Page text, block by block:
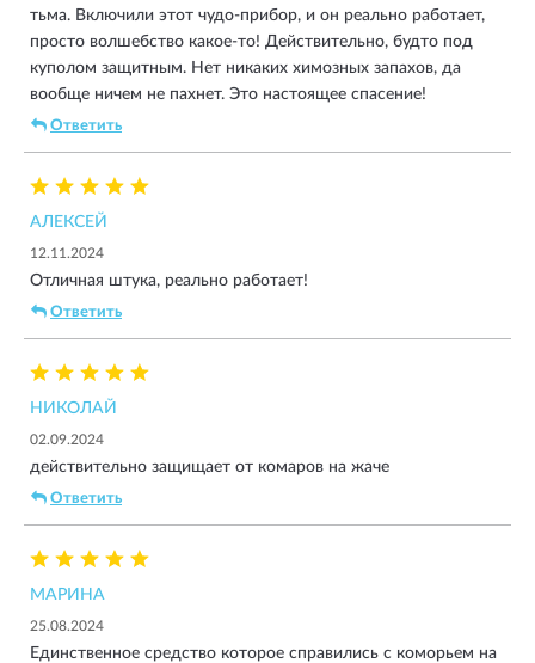
тьма. Включили этот чудо-прибор, и он реально работает,
просто волшебство какое-то! Действительно, будто под
куполом защитным. Нет никаких химозных запахов, да
вообще ничем не пахнет. Это настоящее спасение!
Ответить
АЛЕКСЕЙ
12.11.2024
Отличная штука, реально работает!
Ответить
НИКОЛАЙ
02.09.2024
действительно защищает от комаров на жаче
Ответить
МАРИНА
25.08.2024
Единственное средство которое справились с коморьем на